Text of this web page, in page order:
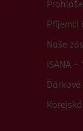
Příjemci
Naše
ISANA